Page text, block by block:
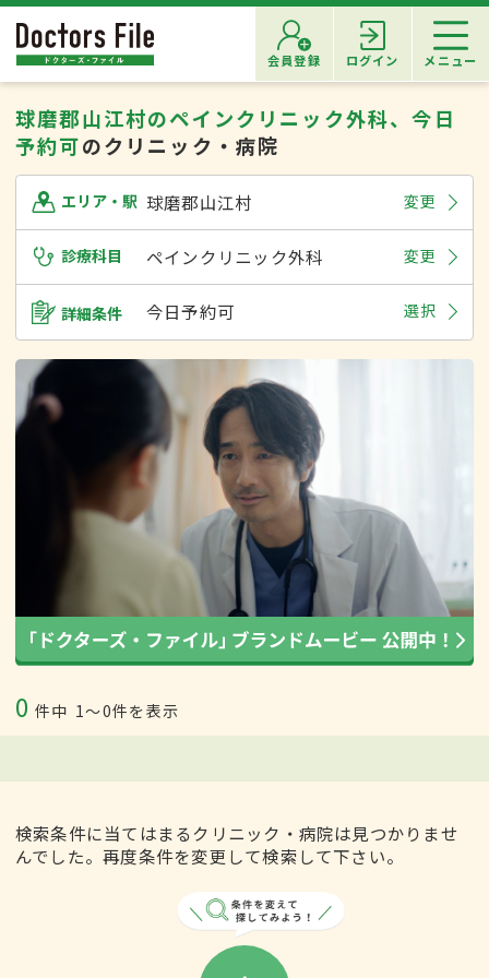
会員登録 ログイン メニュー
球磨郡山江村のペインクリニック外科、今日
予約可のクリニック・病院
エリア・駅 球磨郡山江村 変更
診療科目 ペインクリニック外科 変更
詳細条件 今日予約可 選択
0 件中 1〜0件を表示
検索条件に当てはまるクリニック・病院は見つかりませ
んでした。再度条件を変更して検索して下さい。